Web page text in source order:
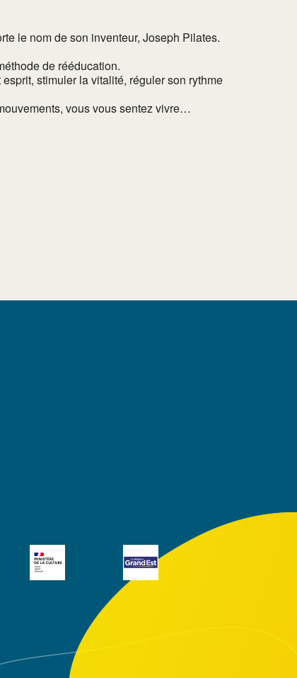
le nom de son inventeur, Joseph Pilates.
de rééducation.
stimuler la vitalité, réguler son rythme
vous vous sentez vivre…